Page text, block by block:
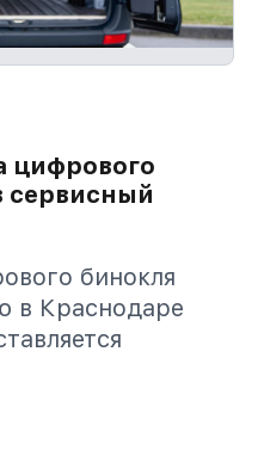
цифрового
сервисный
бинокля
в Краснодаре